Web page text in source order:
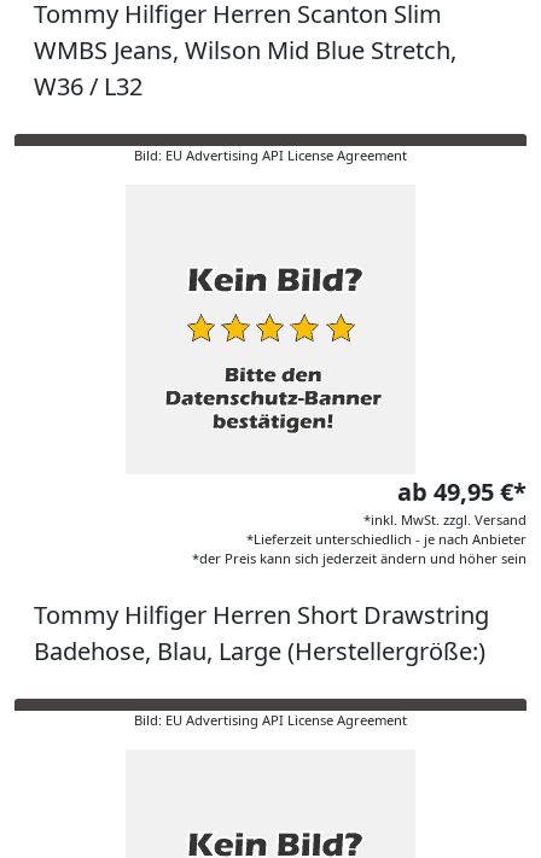
Tommy Hilfiger Herren Scanton Slim
WMBS Jeans, Wilson Mid Blue Stretch,
W36 / L32
Bild: EU Advertising API License Agreement
ab 49,95 €*
*inkl. MwSt. zzgl. Versand
*Lieferzeit unterschiedlich - je nach Anbieter
*der Preis kann sich jederzeit ändern und höher sein
Tommy Hilfiger Herren Short Drawstring
Badehose, Blau, Large (Herstellergröße:)
Bild: EU Advertising API License Agreement